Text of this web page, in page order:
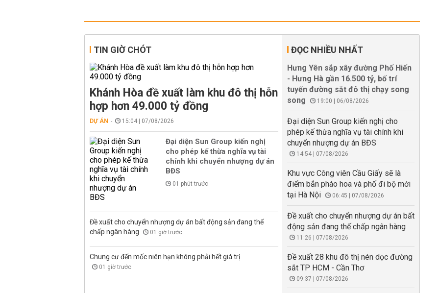
TIN GIỜ CHÓT
Khánh Hòa đề xuất làm khu đô thị hỗn
hợp hơn 49.000 tỷ đồng
DỰ ÁN 15:04 | 07/08/2026
Đại diện Sun Group kiến nghị
cho phép kế thừa nghĩa vụ tài
chính khi chuyển nhượng dự án
BĐS
01 phút trước
Đề xuất cho chuyển nhượng dự án bất động sản đang thế
chấp ngân hàng
01 giờ trước
Chung cư đến mốc niên hạn không phải hết giá trị
01 giờ trước
ĐỌC NHIỀU NHẤT
Hưng Yên sắp xây đường Phố Hiến
- Hưng Hà gần 16.500 tỷ, bố trí
tuyến đường sắt đô thị chạy song
song
19:00 | 06/08/2026
Đại diện Sun Group kiến nghị cho
phép kế thừa nghĩa vụ tài chính khi
chuyển nhượng dự án BĐS
14:54 | 07/08/2026
Khu vực Công viên Cầu Giấy sẽ là
điểm bắn pháo hoa và phố đi bộ mới
tại Hà Nội
06:45 | 07/08/2026
Đề xuất cho chuyển nhượng dự án bất
động sản đang thế chấp ngân hàng
11:26 | 07/08/2026
Đề xuất 28 khu đô thị nén dọc đường
sắt TP HCM - Cần Thơ
09:37 | 07/08/2026